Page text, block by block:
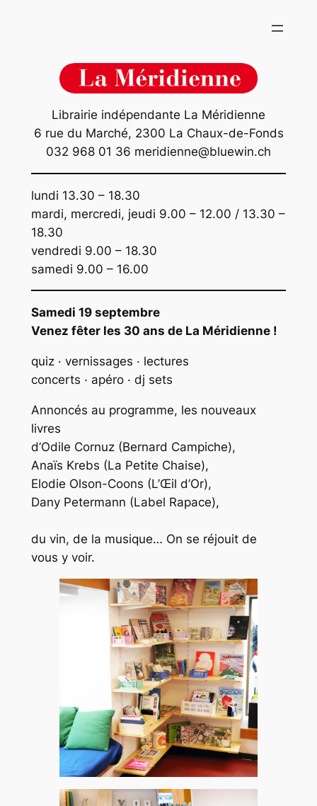
Librairie indépendante La Méridienne
6 rue du Marché, 2300 La Chaux-de-Fonds
032 968 01 36 meridienne@bluewin.ch
lundi 13.30 – 18.30
mardi, mercredi, jeudi 9.00 – 12.00 / 13.30 –
18.30
vendredi 9.00 – 18.30
samedi 9.00 – 16.00
Samedi 19 septembre
Venez fêter les 30 ans de La Méridienne !
quiz · vernissages · lectures
concerts · apéro · dj sets
Annoncés au programme, les nouveaux
livres
d’Odile Cornuz (Bernard Campiche),
Anaïs Krebs (La Petite Chaise),
Elodie Olson-Coons (L’Œil d’Or),
Dany Petermann (Label Rapace),
du vin, de la musique… On se réjouit de
vous y voir.